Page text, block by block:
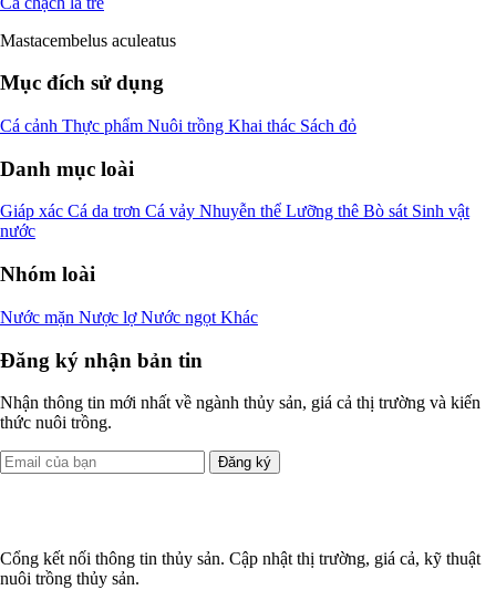
Mastacembelus aculeatus
Mục đích sử dụng
Cá cảnh Thực phẩm Nuôi trồng Khai thác Sách đỏ
Danh mục loài
Giáp xác Cá da trơn Cá vảy Nhuyễn thể Lưỡng thê Bò sát Sinh vật
nước
Nhóm loài
Nước mặn Nược lợNước ngọt Khác
Đăng ký nhận bản tin
Nhận thông tin mới nhất về ngành thủy sản, giá cả thị trường và kiến
thức nuôi trồng.
Đăng ký
Cổng kết nối thông tin thủy sản. Cập nhật thị trường, giá cả, kỹ thuật
nuôi trồng thủy sản.